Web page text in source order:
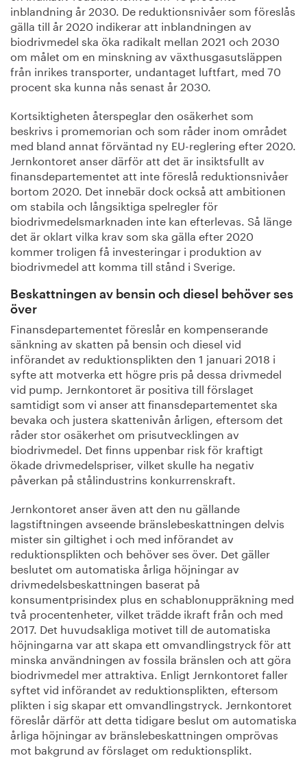
inblandning år 2030. De reduktionsnivåer som föreslås
gälla till år 2020 indikerar att inblandningen av
biodrivmedel ska öka radikalt mellan 2021 och 2030
om målet om en minskning av växthusgasutsläppen
från inrikes transporter, undantaget luftfart, med 70
procent ska kunna nås senast år 2030.
Kortsiktigheten återspeglar den osäkerhet som
beskrivs i promemorian och som råder inom området
med bland annat förväntad ny EU-reglering efter 2020.
Jernkontoret anser därför att det är insiktsfullt av
finansdepartementet att inte föreslå reduktionsnivåer
bortom 2020. Det innebär dock också att ambitionen
om stabila och långsiktiga spelregler för
biodrivmedelsmarknaden inte kan efterlevas. Så länge
det är oklart vilka krav som ska gälla efter 2020
kommer troligen få investeringar i produktion av
biodrivmedel att komma till stånd i Sverige.
Beskattningen av bensin och diesel behöver ses
över
Finansdepartementet föreslår en kompenserande
sänkning av skatten på bensin och diesel vid
införandet av reduktionsplikten den 1 januari 2018 i
syfte att motverka ett högre pris på dessa drivmedel
vid pump. Jernkontoret är positiva till förslaget
samtidigt som vi anser att finansdepartementet ska
bevaka och justera skattenivån årligen, eftersom det
råder stor osäkerhet om prisutvecklingen av
biodrivmedel. Det finns uppenbar risk för kraftigt
ökade drivmedelspriser, vilket skulle ha negativ
påverkan på stålindustrins konkurrenskraft.
Jernkontoret anser även att den nu gällande
lagstiftningen avseende bränslebeskattningen delvis
mister sin giltighet i och med införandet av
reduktionsplikten och behöver ses över. Det gäller
beslutet om automatiska årliga höjningar av
drivmedelsbeskattningen baserat på
konsumentprisindex plus en schablonuppräkning med
två procentenheter, vilket trädde ikraft från och med
2017. Det huvudsakliga motivet till de automatiska
höjningarna var att skapa ett omvandlingstryck för att
minska användningen av fossila bränslen och att göra
biodrivmedel mer attraktiva. Enligt Jernkontoret faller
syftet vid införandet av reduktionsplikten, eftersom
plikten i sig skapar ett omvandlingstryck. Jernkontoret
föreslår därför att detta tidigare beslut om automatiska
årliga höjningar av bränslebeskattningen omprövas
mot bakgrund av förslaget om reduktionsplikt.